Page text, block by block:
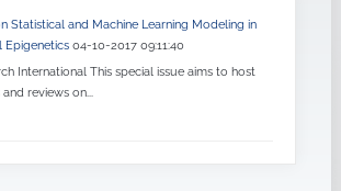
Statistical and Machine Learning Modeling in
04-10-2017 09:11:40
International This special issue aims to host
reviews on...